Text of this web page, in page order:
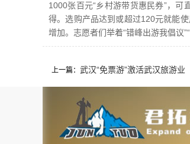
1000张百元“乡村游带货惠民券”，
得。选购产品达到或超过120元就能
增加。志愿者们举着“错峰出游我倡议
上一篇： 武汉“免票游”激活武汉旅游业